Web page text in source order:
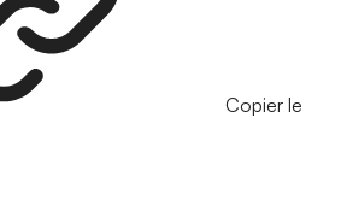
Copier le